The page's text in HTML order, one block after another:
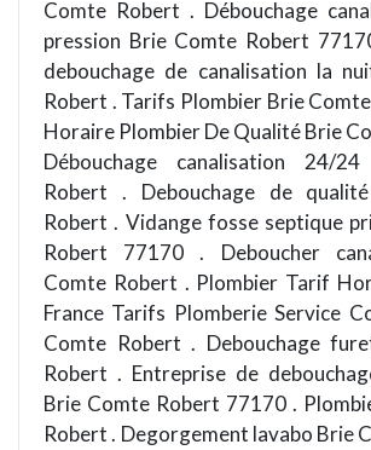
Comte Robert . Débouchage
pression Brie Comte Robert
debouchage de canalisation la
Robert . Tarifs Plombier Brie
Horaire Plombier De Qualité Brie
Débouchage canalisation 24/
Robert . Debouchage de
Robert . Vidange fosse septique
Robert 77170 . Deboucher
Comte Robert . Plombier Tarif
France Tarifs Plomberie Service
Comte Robert . Debouchage
Robert . Entreprise de
Brie Comte Robert 77170 .
Robert . Degorgement lavabo Brie